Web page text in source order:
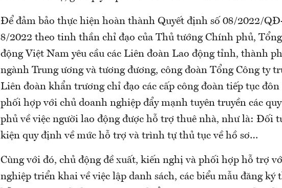
Để đảm bảo thực hiện hoàn thành Quyết định số 08/2022/
8/2022 theo tinh thần chỉ đạo của Thủ tướng Chính phủ,
động Việt Nam yêu cầu các Liên đoàn Lao động tỉnh, thành
ngành Trung ương và tương đương, công đoàn Tổng Công ty
Liên đoàn khẩn trương chỉ đạo các cấp công đoàn tiếp tục
phối hợp với chủ doanh nghiệp đẩy mạnh tuyên truyền các
phủ về việc người lao động được hỗ trợ thuê nhà, như là: Đối
kiện quy định về mức hỗ trợ và trình tự thủ tục về hồ sơ…
Cùng với đó, chủ động đề xuất, kiến nghị và phối hợp hỗ trợ
nghiệp triển khai về việc lập danh sách, các biểu mẫu đăng ký